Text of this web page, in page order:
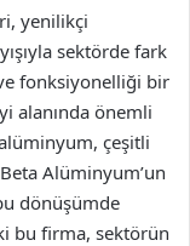
yenilikçi
sektörde fark
fonksiyonelliği bir
alanında önemli
çeşitli
Alüminyum’un
dönüşümde
bu firma, sektörün